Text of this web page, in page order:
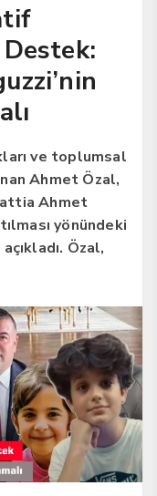
ve toplumsal
Ahmet Özal,
Ahmet
yönündeki
Özal,